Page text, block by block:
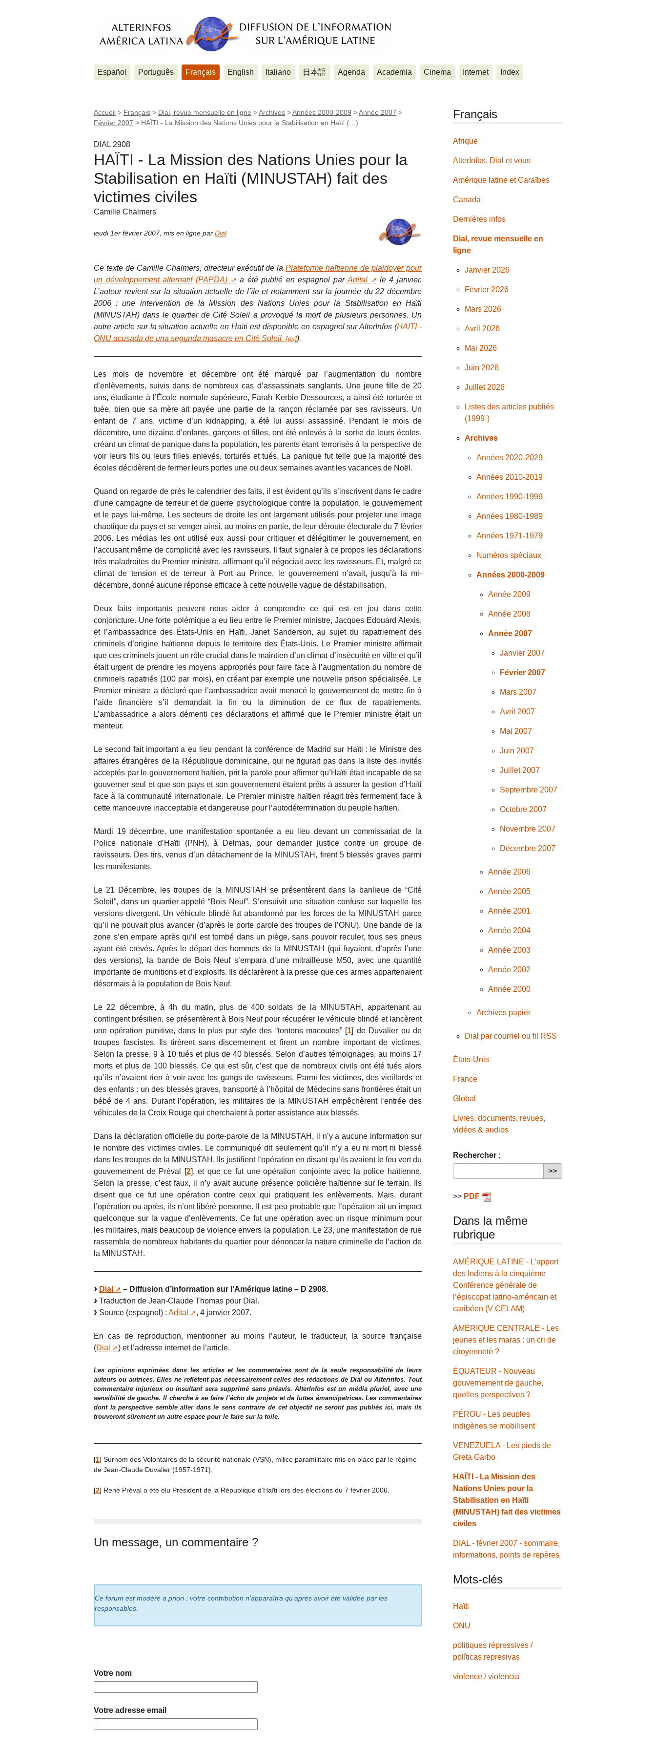
Español Português Français English Italiano 日本語 Agenda Academia Cinema Internet Index
Accueil > Français > Dial, revue mensuelle en ligne >Archives >Années 2000-2009 >Année 2007 >
Février 2007 > HAÏTI - La Mission des Nations Unies pour la Stabilisation en Haïti (…)
DIAL 2908
HAÏTI - La Mission des Nations Unies pour la
Stabilisation en Haïti (MINUSTAH) fait des
victimes civiles
Camille Chalmers
jeudi 1er février 2007, mis en ligne par Dial
Ce texte de Camille Chalmers, directeur exécutif de laPlateforme haïtienne de plaidoyer pour
un développement alternatif (PAPDA)
a été publié en espagnol par Adital
le 4 janvier.
L’auteur revient sur la situation actuelle de l’île et notamment sur la journée du 22 décembre
2006 : une intervention de la Mission des Nations Unies pour la Stabilisation en Haïti
(MINUSTAH) dans le quartier de Cité Soleil a provoqué la mort de plusieurs personnes. Un
autre article sur la situation actuelle en Haïti est disponible en espagnol sur AlterInfos (HAITI -
ONU acusada de una segunda masacre en Cité Soleil
).
Les mois de novembre et décembre ont été marqué par l’augmentation du nombre
d’enlèvements, suivis dans de nombreux cas d’assassinats sanglants. Une jeune fille de 20
ans, étudiante à l’École normale supérieure, Farah Kerbie Dessources, a ainsi été torturée et
tuée, bien que sa mère ait payée une partie de la rançon réclamée par ses ravisseurs. Un
enfant de 7 ans, victime d’un kidnapping, a été lui aussi assassiné. Pendant le mois de
décembre, une dizaine d’enfants, garçons et filles, ont été enlevés à la sortie de leurs écoles,
créant un climat de panique dans la population, les parents étant terrorisés à la perspective de
voir leurs fils ou leurs filles enlevés, torturés et tués. La panique fut telle que la majorité des
écoles décidèrent de fermer leurs portes une ou deux semaines avant les vacances de Noël.
Quand on regarde de près le calendrier des faits, il est évident qu’ils s’inscrivent dans le cadre
d’une campagne de terreur et de guerre psychologique contre la population, le gouvernement
et le pays lui-même. Les secteurs de droite les ont largement utilisés pour projeter une image
chaotique du pays et se venger ainsi, au moins en partie, de leur déroute électorale du 7 février
2006. Les médias les ont utilisé eux aussi pour critiquer et délégitimer le gouvernement, en
l’accusant même de complicité avec les ravisseurs. Il faut signaler à ce propos les déclarations
très maladroites du Premier ministre, affirmant qu’il négociait avec les ravisseurs. Et, malgré ce
climat de tension et de terreur à Port au Prince, le gouvernement n’avait, jusqu’à la mi-
décembre, donné aucune réponse efficace à cette nouvelle vague de déstabilisation.
Deux faits importants peuvent nous aider à comprendre ce qui est en jeu dans cette
conjoncture. Une forte polémique a eu lieu entre le Premier ministre, Jacques Edouard Alexis,
et l’ambassadrice des États-Unis en Haïti, Janet Sanderson, au sujet du rapatriement des
criminels d’origine haïtienne depuis le territoire des États-Unis. Le Premier ministre affirmait
que ces criminels jouent un rôle crucial dans le maintien d’un climat d’insécurité en ville et qu’il
était urgent de prendre les moyens appropriés pour faire face à l’augmentation du nombre de
criminels rapatriés (100 par mois), en créant par exemple une nouvelle prison spécialisée. Le
Premier ministre a déclaré que l’ambassadrice avait menacé le gouvernement de mettre fin à
l’aide financière s’il demandait la fin ou la diminution de ce flux de rapatriements.
L’ambassadrice a alors démenti ces déclarations et affirmé que le Premier ministre était un
menteur.
Le second fait important a eu lieu pendant la conférence de Madrid sur Haïti : le Ministre des
affaires étrangères de la République dominicaine, qui ne figurait pas dans la liste des invités
acceptés par le gouvernement haïtien, prit la parole pour affirmer qu’Haïti était incapable de se
gouverner seul et que son pays et son gouvernement étaient prêts à assurer la gestion d’Haïti
face à la communauté internationale. Le Premier ministre haïtien réagit très fermement face à
cette manoeuvre inacceptable et dangereuse pour l’autodétermination du peuple haïtien.
Mardi 19 décembre, une manifestation spontanée a eu lieu devant un commissariat de la
Police nationale d’Haïti (PNH), à Delmas, pour demander justice contre un groupe de
ravisseurs. Des tirs, venus d’un détachement de la MINUSTAH, firent 5 blessés graves parmi
les manifestants.
Le 21 Décembre, les troupes de la MINUSTAH se présentèrent dans la banlieue de “Cité
Soleil”, dans un quartier appelé “Bois Neuf”. S’ensuivit une situation confuse sur laquelle les
versions divergent. Un véhicule blindé fut abandonné par les forces de la MINUSTAH parce
qu’il ne pouvait plus avancer (d’après le porte parole des troupes de l’ONU). Une bande de la
zone s’en empare après qu’il est tombé dans un piège, sans pouvoir reculer, tous ses pneus
ayant été crevés. Après le départ des hommes de la MINUSTAH (qui fuyaient, d’après l’une
des versions), la bande de Bois Neuf s’empara d’une mitrailleuse M50, avec une quantité
importante de munitions et d’explosifs. Ils déclarèrent à la presse que ces armes appartenaient
désormais à la population de Bois Neuf.
Le 22 décembre, à 4h du matin, plus de 400 soldats de la MINUSTAH, appartenant au
contingent brésilien, se présentèrent à Bois Neuf pour récupérer le véhicule blindé et lancèrent
une opération punitive, dans le plus pur style des “tontons macoutes” [1] de Duvalier ou de
troupes fascistes. Ils tirèrent sans discernement et firent un nombre important de victimes.
Selon la presse, 9 à 10 tués et plus de 40 blessés. Selon d’autres témoignages, au moins 17
morts et plus de 100 blessés. Ce qui est sûr, c’est que de nombreux civils ont été tués alors
qu’ils n’avaient rien à voir avec les gangs de ravisseurs. Parmi les victimes, des vieillards et
des enfants : un des blessés graves, transporté à l’hôpital de Médecins sans frontières était un
bébé de 4 ans. Durant l’opération, les militaires de la MINUSTAH empêchèrent l’entrée des
véhicules de la Croix Rouge qui cherchaient à porter assistance aux blessés.
Dans la déclaration officielle du porte-parole de la MINUSTAH, il n’y a aucune information sur
le nombre des victimes civiles. Le communiqué dit seulement qu’il n’y a eu ni mort ni blessé
dans les troupes de la MINUSTAH. Ils justifient l’opération en disant qu’ils avaient le feu vert du
gouvernement de Préval
[2], et que ce fut une opération conjointe avec la police haïtienne.
Selon la presse, c’est faux, il n’y avait aucune présence policière haïtienne sur le terrain. Ils
disent que ce fut une opération contre ceux qui pratiquent les enlèvements. Mais, durant
l’opération ou après, ils n’ont libéré personne. Il est peu probable que l’opération ait un impact
quelconque sur la vague d’enlèvements. Ce fut une opération avec un risque minimum pour
les militaires, mais beaucoup de violence envers la population. Le 23, une manifestation de rue
rassembla de nombreux habitants du quartier pour dénoncer la nature criminelle de l’action de
la MINUSTAH.
Dial
– Diffusion d’information sur l’Amérique latine – D 2908.
Traduction de Jean-Claude Thomas pour Dial.
Source (espagnol) : Adital , 4 janvier 2007.
En cas de reproduction, mentionner au moins l’auteur, le traducteur, la source française
(Dial ) et l’adresse internet de l’article.
Les opinions exprimées dans les articles et les commentaires sont de la seule responsabilité de leurs
auteurs ou autrices. Elles ne reflètent pas nécessairement celles des rédactions de Dial ou Alterinfos. Tout
commentaire injurieux ou insultant sera supprimé sans préavis. AlterInfos est un média pluriel, avec une
sensibilité de gauche. Il cherche à se faire l’écho de projets et de luttes émancipatrices. Les commentaires
dont la perspective semble aller dans le sens contraire de cet objectif ne seront pas publiés ici, mais ils
trouveront sûrement un autre espace pour le faire sur la toile.
[1] Surnom des Volontaires de la sécurité nationale (VSN), milice paramilitaire mis en place par le régime
de Jean-Claude Duvalier (1957-1971).
[2] René Préval a été élu Président de la République d’Haïti lors des élections du 7 février 2006.
Un message, un commentaire ?
Ce forum est modéré a priori : votre contribution n’apparaîtra qu’après avoir été validée par les
responsables.
Votre nom
Votre adresse email
Français
Afrique
AlterInfos, Dial et vous
Amérique latine et Caraïbes
Canada
Dernières infos
Dial, revue mensuelle en
ligne
Janvier 2026
Février 2026
Mars 2026
Avril 2026
Mai 2026
Juin 2026
Juillet 2026
Listes des articles publiés
(1999-)
Archives
Années 2020-2029
Années 2010-2019
Années 1990-1999
Années 1980-1989
Années 1971-1979
Numéros spéciaux
Années 2000-2009
Année 2009
Année 2008
Année 2007
Janvier 2007
Février 2007
Mars 2007
Avril 2007
Mai 2007
Juin 2007
Juillet 2007
Septembre 2007
Octobre 2007
Novembre 2007
Décembre 2007
Année 2006
Année 2005
Année 2001
Année 2004
Année 2003
Année 2002
Année 2000
Archives papier
Dial par courriel ou fil RSS
États-Unis
France
Global
Livres, documents, revues,
vidéos & audios
Rechercher :
>> PDF
Dans la même
rubrique
AMÉRIQUE LATINE - L’apport
des Indiens à la cinquième
Conférence générale de
l’épiscopat latino-américain et
caribéen (V CELAM)
AMÉRIQUE CENTRALE - Les
jeunes et les maras : un cri de
citoyenneté ?
ÉQUATEUR - Nouveau
gouvernement de gauche,
quelles perspectives ?
PÉROU - Les peuples
indigènes se mobilisent
VENEZUELA - Les pieds de
Greta Garbo
HAÏTI - La Mission des
Nations Unies pour la
Stabilisation en Haïti
(MINUSTAH) fait des victimes
civiles
DIAL - février 2007 - sommaire,
informations, points de repères
Mots-clés
Haïti
ONU
politiques répressives /
políticas represivas
violence / violencia